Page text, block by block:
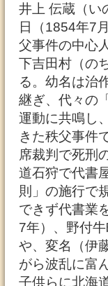
井上 伝蔵（い
日（1854年7
父事件の中心
下吉田村（の
る。幼名は治
継ぎ、代々の
運動に共鳴し
きた秩父事件
席裁判で死刑
道石狩で代書
則」の施行で
できず代書業
7年）、野付
や、変名（伊
がら波乱に富
子供らに北海